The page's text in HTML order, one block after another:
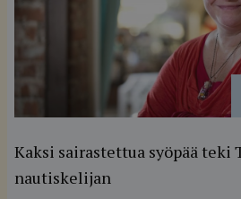
Kaksi sairastettua syöpää teki
nautiskelijan